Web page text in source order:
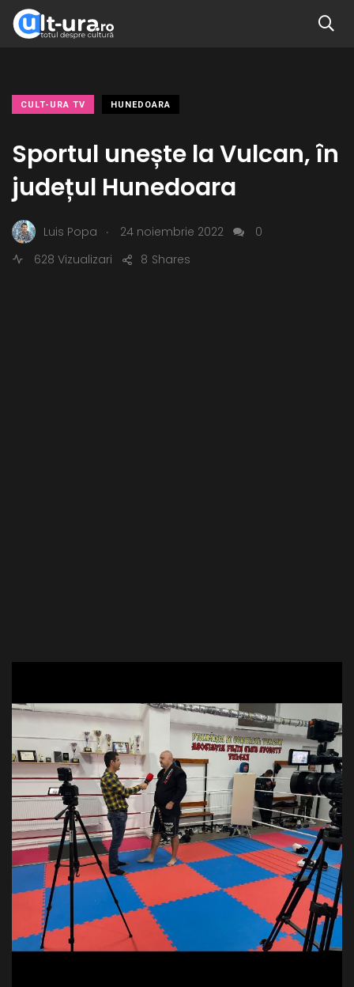
CULT-URA TV HUNEDOARA
Sportul unește la Vulcan, în
județul Hunedoara
Luis Popa . 24 noiembrie 2022
0
628 Vizualizari
Shares
8